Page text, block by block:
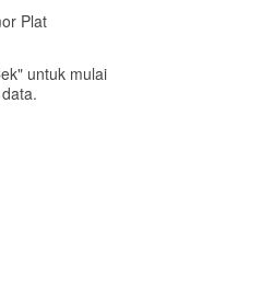
Plat
untuk mulai